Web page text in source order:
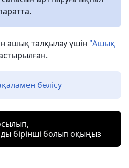
ашық талқылау үшін "Ашық
бөлісу
бірінші болып оқыңыз